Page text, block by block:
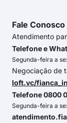
Fale Conosco
Atendimento
Telefone e
Segunda-feira a
Negociação de
loft.vc/
Telefone 0800
Segunda-feira a